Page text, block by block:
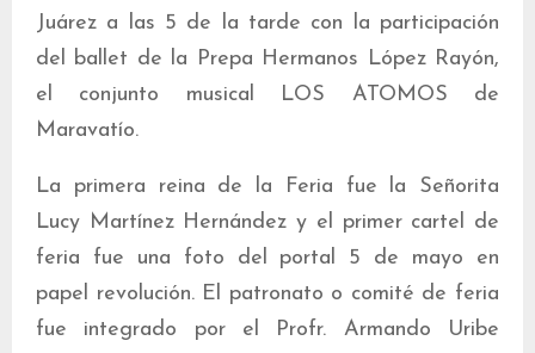
Juárez a las 5 de la tarde con la participación
del ballet de la Prepa Hermanos López Rayón,
el conjunto musical LOS ATOMOS de
Maravatío.
La primera reina de la Feria fue la Señorita
Lucy Martínez Hernández y el primer cartel de
feria fue una foto del portal 5 de mayo en
papel revolución. El patronato o comité de feria
fue integrado por el Profr. Armando Uribe